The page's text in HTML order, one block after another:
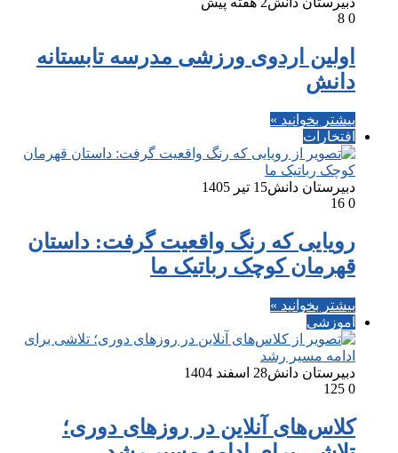
0
اولین اردوی ورزشی مدرسه تابستانه
دانش
بیشتر بخوانید »
افتخارات
دبیرستان دانش15 تیر 1405
0
رویایی که رنگ واقعیت گرفت: داستان
قهرمان کوچک رباتیک ما
بیشتر بخوانید »
آموزشی
دبیرستان دانش28 اسفند 1404
0
کلاس‌های آنلاین در روزهای دوری؛